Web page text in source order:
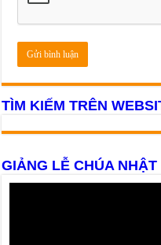
TÌM KIẾM TRÊN
GIẢNG LỄ CHÚA NHẬT